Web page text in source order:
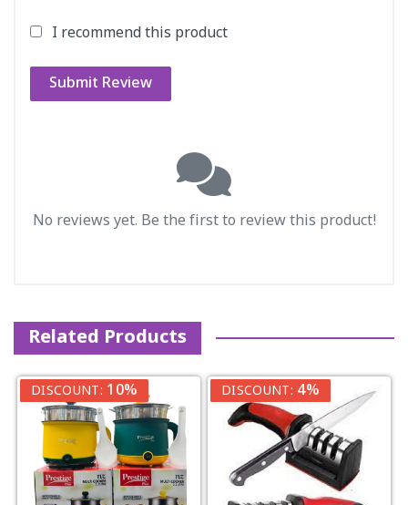
I recommend this product
Submit Review
No reviews yet. Be the first to review this product!
Related Products
DISCOUNT: 10% DISCOUNT: 4%